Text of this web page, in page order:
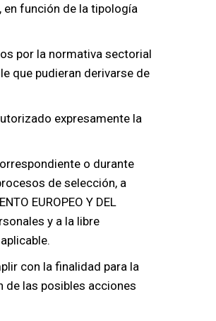
en función de la tipología
por la normativa sectorial
que pudieran derivarse de
expresamente la
o durante
de selección, a
EUROPEO Y DEL
y a la libre
con la finalidad para la
de las posibles acciones